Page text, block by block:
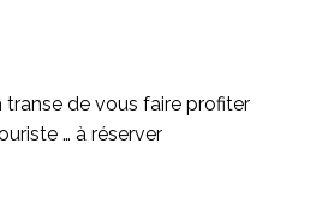
transe de vous faire profiter
… à réserver